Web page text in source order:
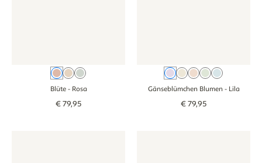
RosaBeigeGrün
Blüte- Rosa
€79,95
LilaBeigeAltrosa
GrünBlau
Gänseblümchen Blumen- Lila
€79,95